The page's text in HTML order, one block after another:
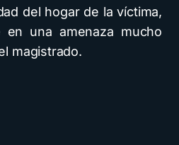
del hogar de la víctima,
una amenaza mucho
magistrado.